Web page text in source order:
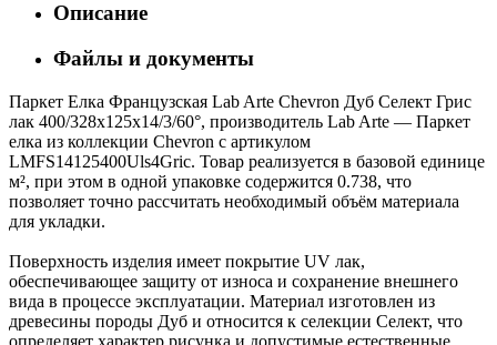
Описание
Файлы и документы
Паркет Елка Французская Lab Arte Chevron Дуб Селект Грис
лак 400/328х125х14/3/60°, производитель Lab Arte — Паркет
елка из коллекции Chevron с артикулом
LMFS14125400Uls4Gric. Товар реализуется в базовой единице
м², при этом в одной упаковке содержится 0.738, что
позволяет точно рассчитать необходимый объём материала
для укладки.
Поверхность изделия имеет покрытие UV лак,
обеспечивающее защиту от износа и сохранение внешнего
вида в процессе эксплуатации. Материал изготовлен из
древесины породы Дуб и относится к селекции Селект, что
определяет характер рисунка и допустимые естественные